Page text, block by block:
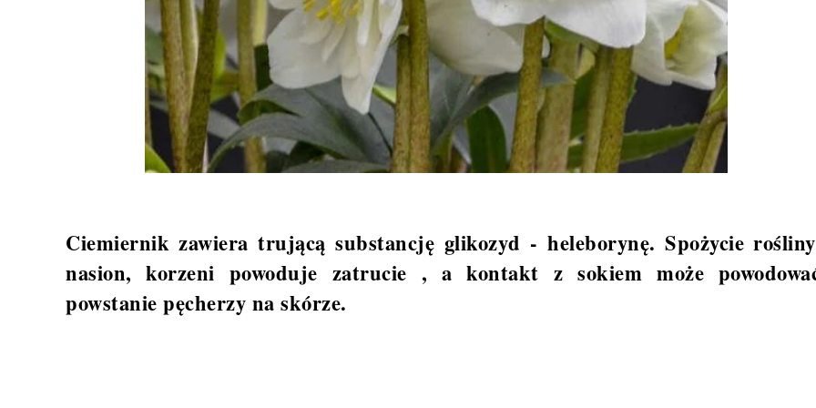
Ciemiernik zawiera trującą substancję glikozyd - heleborynę. Spożycie
nasion, korzeni powoduje zatrucie , a kontakt z sokiem może
powstanie pęcherzy na skórze.